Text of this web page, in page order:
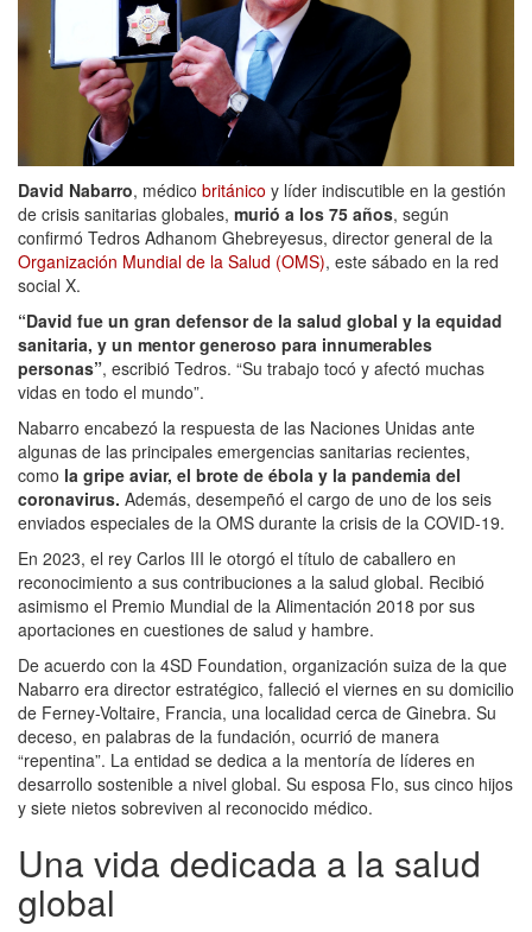
David Nabarro, médico británico y líder indiscutible en la gestión
de crisis sanitarias globales, murió a los 75 años, según
confirmó Tedros Adhanom Ghebreyesus, director general de la
Organización Mundial de la Salud (OMS), este sábado en la red
social X.
“David fue un gran defensor de la salud global y la equidad
sanitaria, y un mentor generoso para innumerables
personas”, escribió Tedros. “Su trabajo tocó y afectó muchas
vidas en todo el mundo”.
Nabarro encabezó la respuesta de las Naciones Unidas ante
algunas de las principales emergencias sanitarias recientes,
como la gripe aviar, el brote de ébola y la pandemia del
coronavirus. Además, desempeñó el cargo de uno de los seis
enviados especiales de la OMS durante la crisis de la COVID-19.
En 2023, el rey Carlos III le otorgó el título de caballero en
reconocimiento a sus contribuciones a la salud global. Recibió
asimismo el Premio Mundial de la Alimentación 2018 por sus
aportaciones en cuestiones de salud y hambre.
De acuerdo con la 4SD Foundation, organización suiza de la que
Nabarro era director estratégico, falleció el viernes en su domicilio
de Ferney-Voltaire, Francia, una localidad cerca de Ginebra. Su
deceso, en palabras de la fundación, ocurrió de manera
“repentina”. La entidad se dedica a la mentoría de líderes en
desarrollo sostenible a nivel global. Su esposa Flo, sus cinco hijos
y siete nietos sobreviven al reconocido médico.
Una vida dedicada a la salud
global